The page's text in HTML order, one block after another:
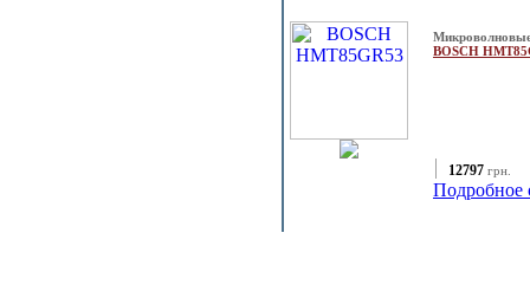
BOSCH
12797 грн.
Подробное